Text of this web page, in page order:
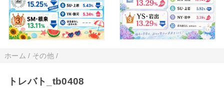
ホーム / その他/
トレバト_tb0408